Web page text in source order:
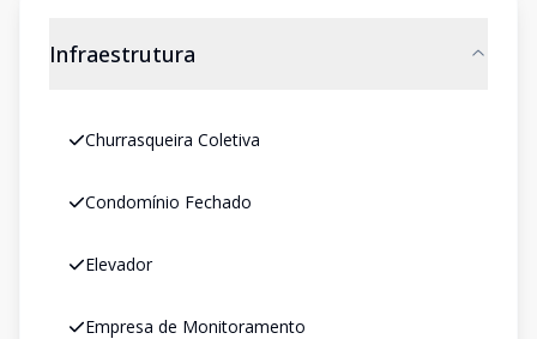
Infraestrutura
Churrasqueira Coletiva
Condomínio Fechado
Elevador
Empresa de Monitoramento